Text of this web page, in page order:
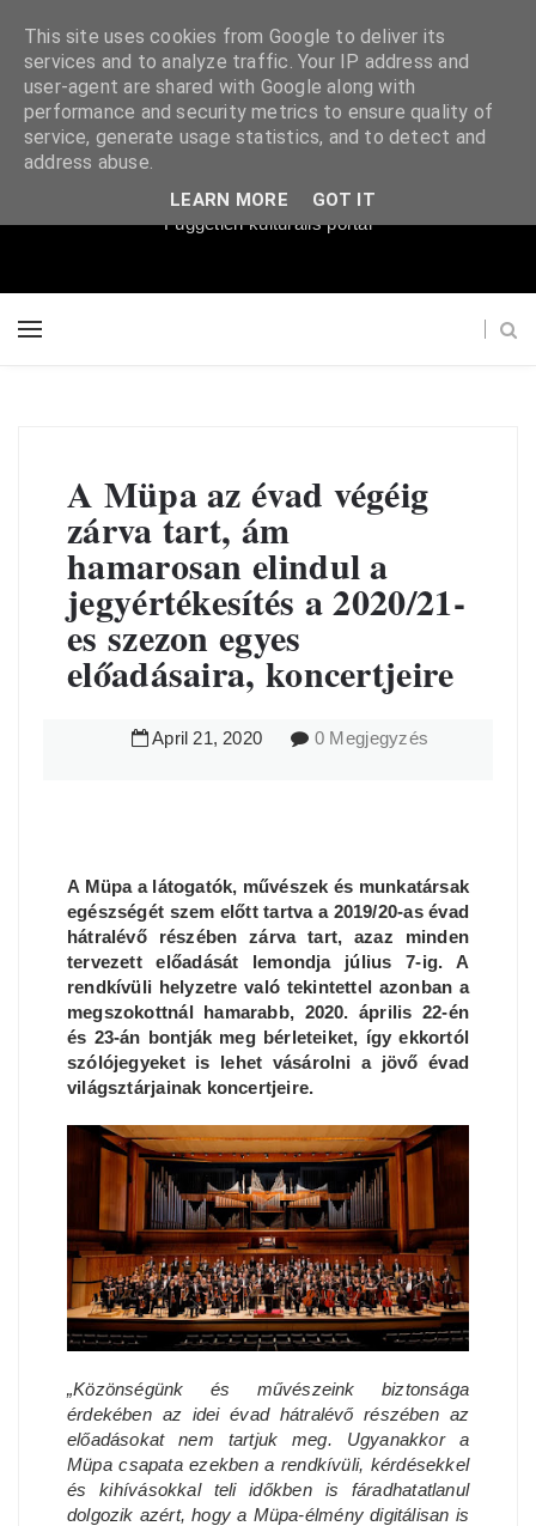
Súgópéldány
Független kulturális portál
A Müpa az évad végéig
zárva tart, ám
hamarosan elindul a
jegyértékesítés a 2020/21-
es szezon egyes
előadásaira, koncertjeire
April 21, 2020 0 Megjegyzés
A Müpa a látogatók, művészek és munkatársak
egészségét szem előtt tartva a 2019/20-as évad
hátralévő részében zárva tart, azaz minden
tervezett előadását lemondja július 7-ig. A
rendkívüli helyzetre való tekintettel azonban a
megszokottnál hamarabb, 2020. április 22-én
és 23-án bontják meg bérleteiket, így ekkortól
szólójegyeket is lehet vásárolni a jövő évad
világsztárjainak koncertjeire.
„Közönségünk és művészeink biztonsága
érdekében az idei évad hátralévő részében az
előadásokat nem tartjuk meg. Ugyanakkor a
Müpa csapata ezekben a rendkívüli, kérdésekkel
és kihívásokkal teli időkben is fáradhatatlanul
dolgozik azért, hogy a Müpa-élmény digitálisan is
This site uses cookies from Google to deliver its
services and to analyze traffic. Your IP address and
user-agent are shared with Google along with
performance and security metrics to ensure quality of
service, generate usage statistics, and to detect and
address abuse.
LEARN MORE GOT IT